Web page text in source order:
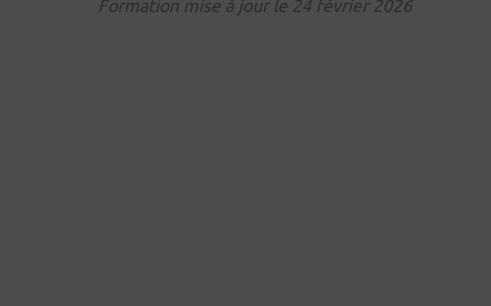
Formation mise à jour le 24 février 2026